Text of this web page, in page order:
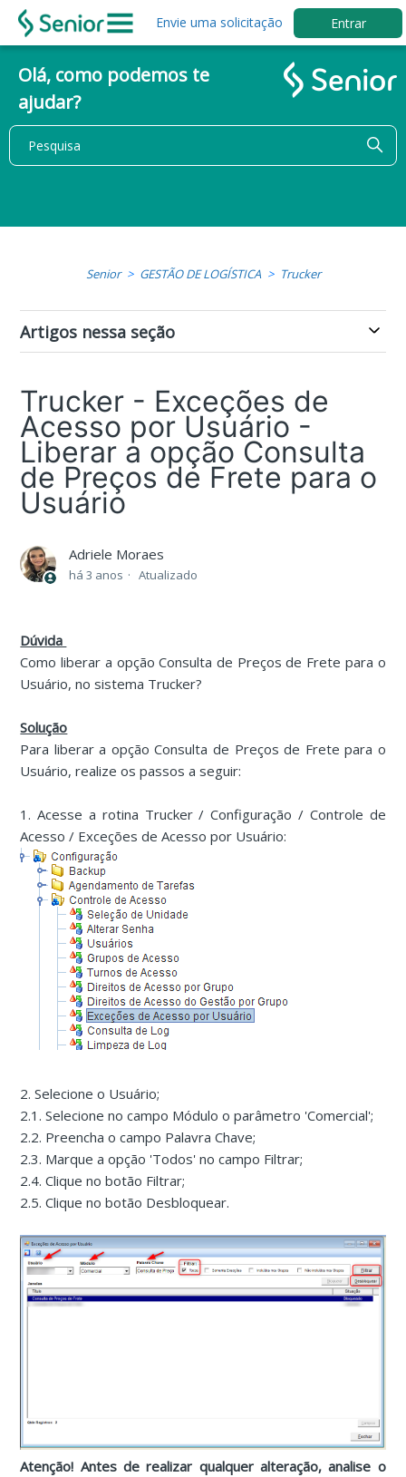
Envie uma solicitação Entrar
Olá, como podemos te
ajudar?
Senior GESTÃO DE LOGÍSTICA Trucker
Artigos nessa seção
Trucker - Exceções de
Acesso por Usuário -
Liberar a opção Consulta
de Preços de Frete para o
Usuário
Adriele Moraes
há 3 anos Atualizado
Dúvida
Como liberar a opção Consulta de Preços de Frete para o
Usuário, no sistema Trucker?
Solução
Para liberar a opção Consulta de Preços de Frete para o
Usuário, realize os passos a seguir:
1. Acesse a rotina Trucker / Configuração / Controle de
Acesso / Exceções de Acesso por Usuário:
2. Selecione o Usuário;
2.1. Selecione no campo Módulo o parâmetro 'Comercial';
2.2. Preencha o campo Palavra Chave;
2.3. Marque a opção 'Todos' no campo Filtrar;
2.4. Clique no botão Filtrar;
2.5. Clique no botão Desbloquear.
Atenção! Antes de realizar qualquer alteração, analise o